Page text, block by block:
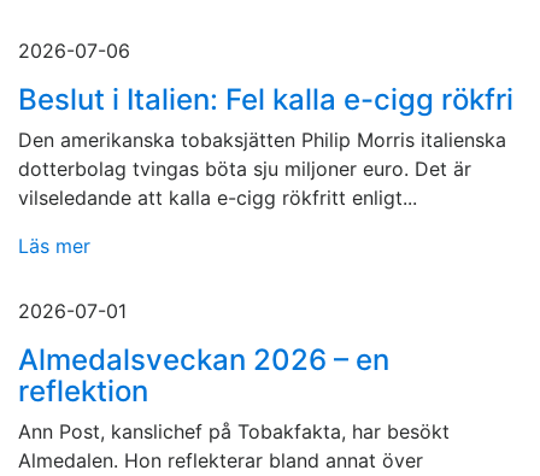
2026-07-06
Beslut i Italien: Fel kalla e-cigg rökfri
Den amerikanska tobaksjätten Philip Morris italienska
dotterbolag tvingas böta sju miljoner euro. Det är
vilseledande att kalla e-cigg rökfritt enligt...
Läs mer
2026-07-01
Almedalsveckan 2026 – en
reflektion
Ann Post, kanslichef på Tobakfakta, har besökt
Almedalen. Hon reflekterar bland annat över